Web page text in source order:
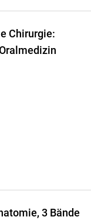
Chirurgie:
3 Bände